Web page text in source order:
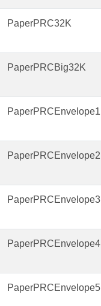
PaperPRC32K
PaperPRCBig32K
PaperPRCEnvelope1
PaperPRCEnvelope2
PaperPRCEnvelope3
PaperPRCEnvelope4
PaperPRCEnvelope5